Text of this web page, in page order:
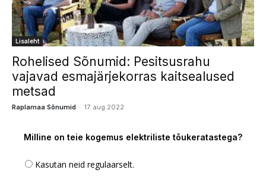
Lisaleht
Rohelised Sõnumid: Pesitsusrahu
vajavad esmajärjekorras kaitsealused
metsad
Raplamaa Sõnumid - 17. aug 2022
Milline on teie kogemus elektriliste tõukeratastega?
Kasutan neid regulaarselt.